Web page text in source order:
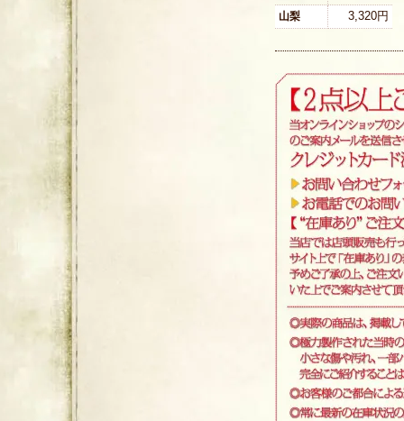
山梨 3,320円